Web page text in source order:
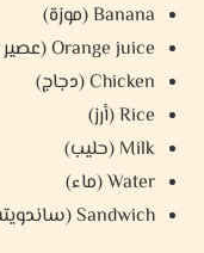
Banana (موزة)
Orange juice (عصير برتقال)
Chicken (دجاج)
Rice (أرز)
Milk (حليب)
Water (ماء)
Sandwich (ساندويتش)